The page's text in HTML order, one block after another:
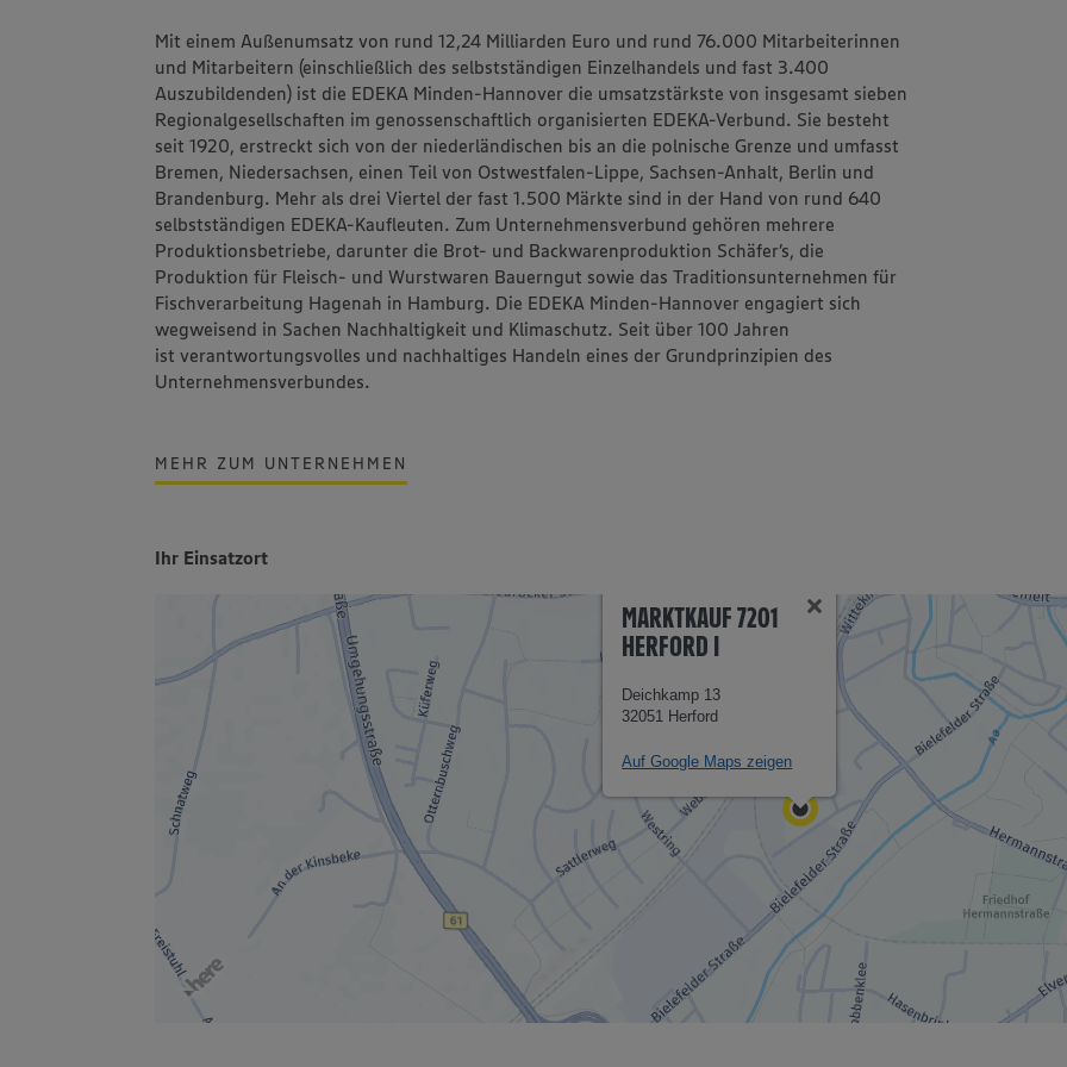
Mit einem Außenumsatz von rund 12,24 Milliarden Euro und rund 76.000 Mitarbeiterinnen
und Mitarbeitern (einschließlich des selbstständigen Einzelhandels und fast 3.400
Auszubildenden) ist die EDEKA Minden-Hannover die umsatzstärkste von insgesamt sieben
Regionalgesellschaften im genossenschaftlich organisierten EDEKA-Verbund. Sie besteht
seit 1920, erstreckt sich von der niederländischen bis an die polnische Grenze und umfasst
Bremen, Niedersachsen, einen Teil von Ostwestfalen-Lippe, Sachsen-Anhalt, Berlin und
Brandenburg. Mehr als drei Viertel der fast 1.500 Märkte sind in der Hand von rund 640
selbstständigen EDEKA-Kaufleuten. Zum Unternehmensverbund gehören mehrere
Produktionsbetriebe, darunter die Brot- und Backwarenproduktion Schäfer’s, die
Produktion für Fleisch- und Wurstwaren Bauerngut sowie das Traditionsunternehmen für
Fischverarbeitung Hagenah in Hamburg. Die EDEKA Minden-Hannover engagiert sich
wegweisend in Sachen Nachhaltigkeit und Klimaschutz. Seit über 100 Jahren
istverantwortungsvolles und nachhaltiges Handeln eines der Grundprinzipien des
Unternehmensverbundes.
MEHR ZUM UNTERNEHMEN
Ihr Einsatzort
MARKTKAUF 7201
HERFORD I
Deichkamp 13
32051 Herford
Auf Google Maps zeigen